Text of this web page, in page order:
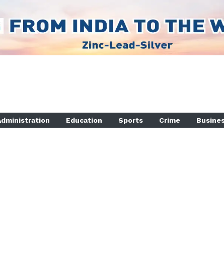
Education Sports Crime